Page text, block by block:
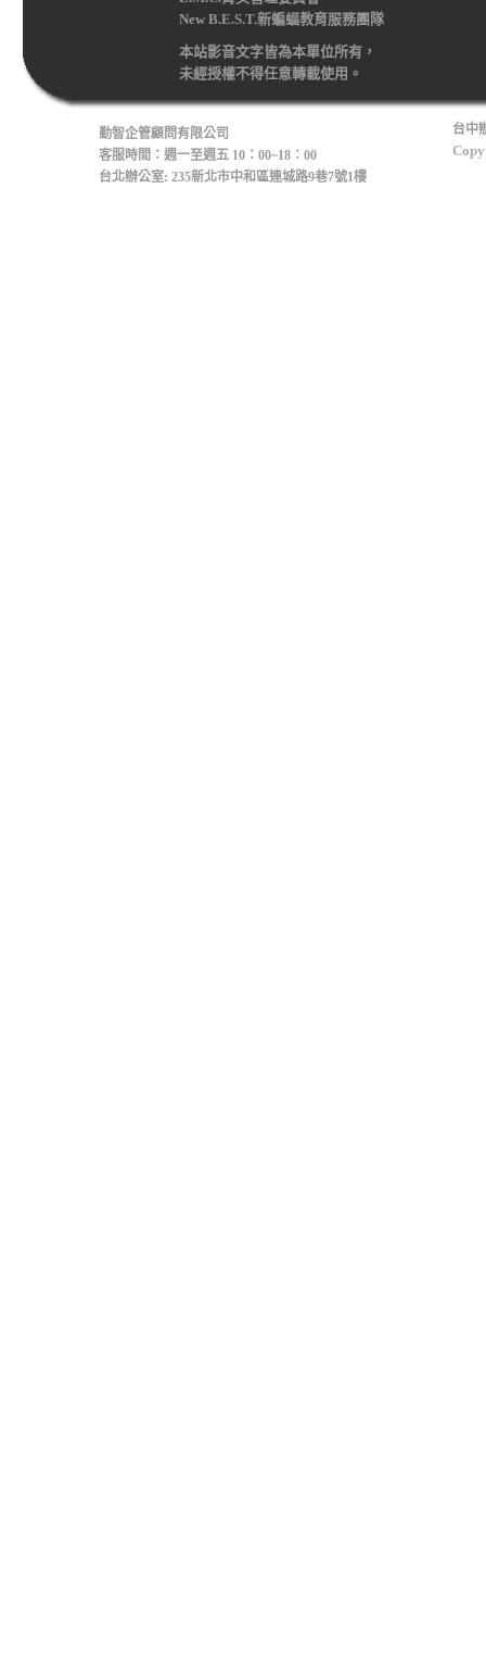
New B.E.S.T.新蝙蝠教育服務團隊
本站影音文字皆為本單位所有，
未經授權不得任意轉載使用。
勤智企管顧問有限公司
客服時間：週一至週五 10：00~18：00
台北辦公室: 235新北市中和區連城路9巷7號1樓
台中